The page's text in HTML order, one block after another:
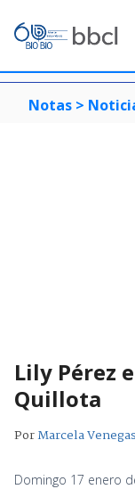
Notas >
Lily Pérez
Quillota
PorMarcela Venegas
Domingo 17 enero